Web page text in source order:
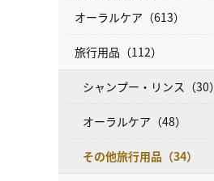
オーラルケア（613）
旅行用品（112）
シャンプー・リンス（30）
オーラルケア（48）
その他旅行用品（34）